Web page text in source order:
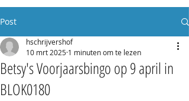
Post
Betsy's Voorjaarsbingo op 9 april in
BLOK0180
hschrijvershof
10 mrt 2025 1 minuten om te lezen